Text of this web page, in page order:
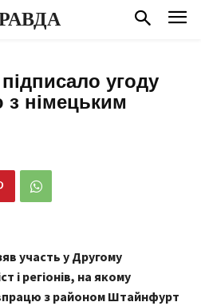
угоду
з німецьким
участь у Другому
і регіонів, на якому
з районом Штайнфурт